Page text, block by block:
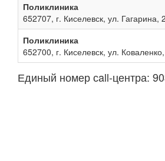
Поликлиника
652707, г. Киселевск, ул. Гагарина,
Поликлиника
652700, г. Киселевск, ул.
Единый номер сall-центра: